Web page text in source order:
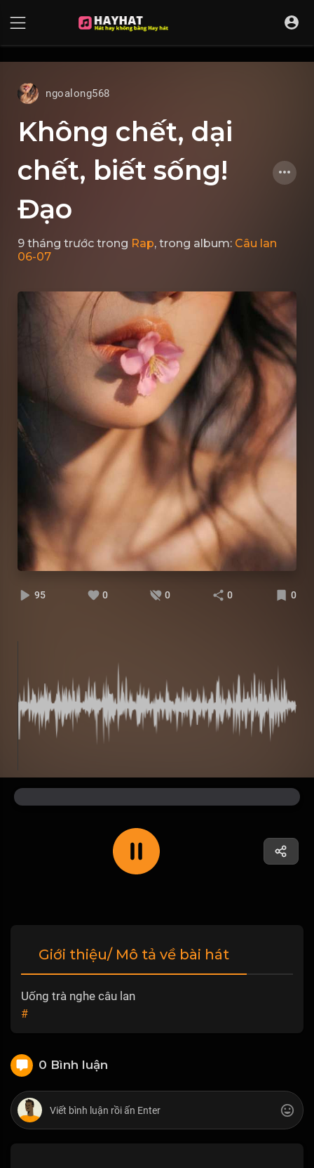
ngoalong568
Không chết, dại
chết, biết sống!
Đạo
9 tháng trước trong Rap, trong album: Câu lan
06-07
95 0 0 0 0
Giới thiệu/ Mô tả về bài hát
Uống trà nghe câu lan
#
0 Bình luận